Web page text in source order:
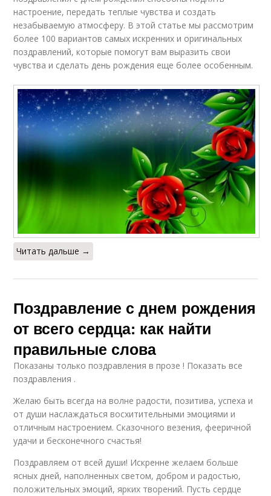
настроение, передать теплые чувства и создать
незабываемую атмосферу. В этой статье мы рассмотрим
более 100 вариантов самых искренних и оригинальных
поздравлений, которые помогут вам выразить свои
чувства и сделать день рождения еще более особенным.
Читать дальше →
Поздравление с днем рождения
от всего сердца: как найти
правильные слова
Показаны только поздравления в прозе ! Показать все
поздравления .
Желаю быть всегда на волне радости, позитива, успеха и
от души наслаждаться восхитительными эмоциями и
отличным настроением. Сказочного везения, фееричной
удачи и бесконечного счастья!
Поздравляем от всей души! Искренне желаем больше
ясных дней, наполненных светом, добром и радостью,
положительных эмоций, ярких творений. Пусть сердце